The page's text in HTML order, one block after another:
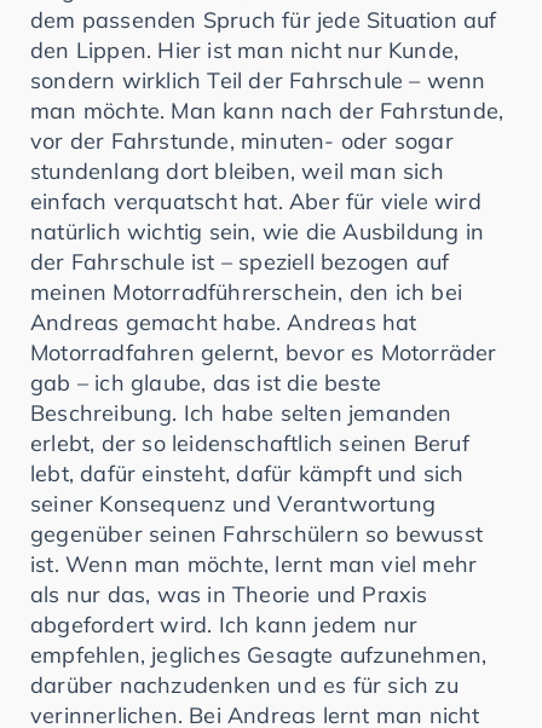
dem passenden Spruch für jede Situation auf
den Lippen. Hier ist man nicht nur Kunde,
sondern wirklich Teil der Fahrschule – wenn
man möchte. Man kann nach der Fahrstunde,
vor der Fahrstunde, minuten- oder sogar
stundenlang dort bleiben, weil man sich
einfach verquatscht hat. Aber für viele wird
natürlich wichtig sein, wie die Ausbildung in
der Fahrschule ist – speziell bezogen auf
meinen Motorradführerschein, den ich bei
Andreas gemacht habe. Andreas hat
Motorradfahren gelernt, bevor es Motorräder
gab – ich glaube, das ist die beste
Beschreibung. Ich habe selten jemanden
erlebt, der so leidenschaftlich seinen Beruf
lebt, dafür einsteht, dafür kämpft und sich
seiner Konsequenz und Verantwortung
gegenüber seinen Fahrschülern so bewusst
ist. Wenn man möchte, lernt man viel mehr
als nur das, was in Theorie und Praxis
abgefordert wird. Ich kann jedem nur
empfehlen, jegliches Gesagte aufzunehmen,
darüber nachzudenken und es für sich zu
verinnerlichen. Bei Andreas lernt man nicht